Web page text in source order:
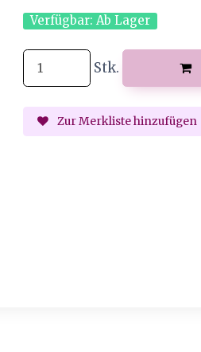
Verfügbar: Ab Lager
Stk.
Zur Merkliste hinzufügen